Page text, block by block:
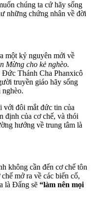
chúng ta cứ hãy sống
những chứng nhân về đời
một kỷ nguyên mới về
Mừng cho kẻ nghèo.
Đức Thánh Cha Phanxicô
truyền giáo hãy sống
với đôi mắt đức tin của
định của cơ chế, và thói
hướng về trung tâm là
không cần đến cơ chế tôn
mở ra về các biến cố,
là Đấng sẽ “làm nên mọi